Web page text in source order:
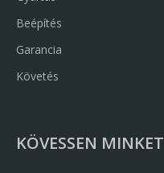
Beépítés
Garancia
Követés
KÖVESSEN MINKET